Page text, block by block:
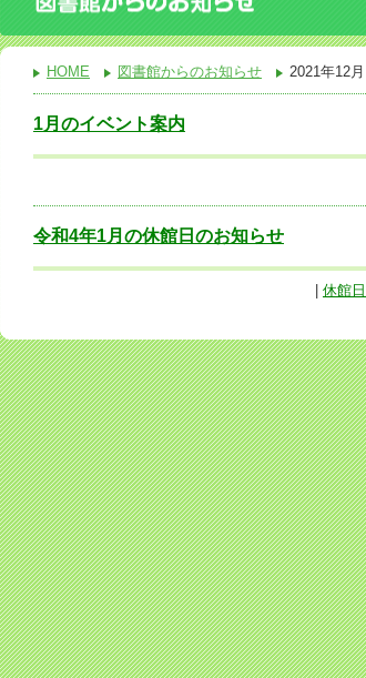
HOME 図書館からのお知らせ 2021年12月
1月のイベント案内
令和4年1月の休館日のお知らせ
休館